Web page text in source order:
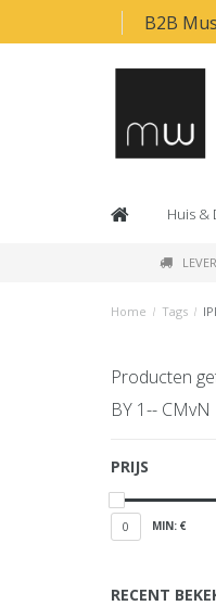
B2B
Huis &
Home / Tags /
Producten
BY 1-- CMvN
PRIJS
0 MIN: €
RECENT